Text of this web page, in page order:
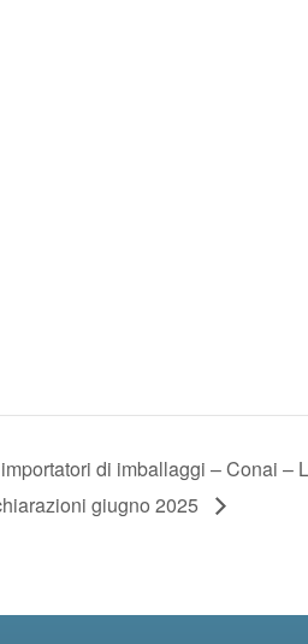
di imballaggi – Conai –
giugno 2025